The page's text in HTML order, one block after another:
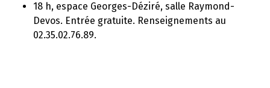
18 h, espace Georges-Déziré, salle Raymond-
Devos. Entrée gratuite. Renseignements au
02.35.02.76.89.